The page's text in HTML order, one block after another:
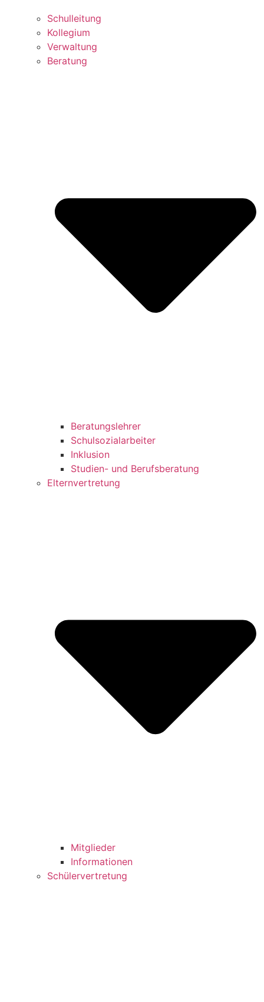
Schulleitung
Kollegium
Verwaltung
Beratung
Beratungslehrer
Schulsozialarbeiter
Inklusion
Studien- und Berufsberatung
Elternvertretung
Mitglieder
Informationen
Schülervertretung